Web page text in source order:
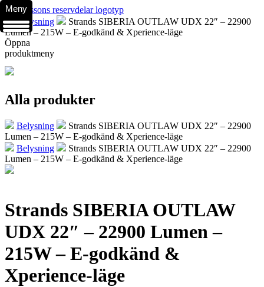
Belysning
Strands SIBERIA OUTLAW UDX 22″ – 22900
Lumen – 215W – E-godkänd & Xperience-läge
Öppna
produktmeny
Alla produkter
Belysning
Strands SIBERIA OUTLAW UDX 22″ – 22900
Lumen – 215W – E-godkänd & Xperience-läge
Belysning
Strands SIBERIA OUTLAW UDX 22″ – 22900
Lumen – 215W – E-godkänd & Xperience-läge
Strands SIBERIA OUTLAW
UDX 22″ – 22900 Lumen –
215W – E-godkänd &
Xperience-läge
Meny